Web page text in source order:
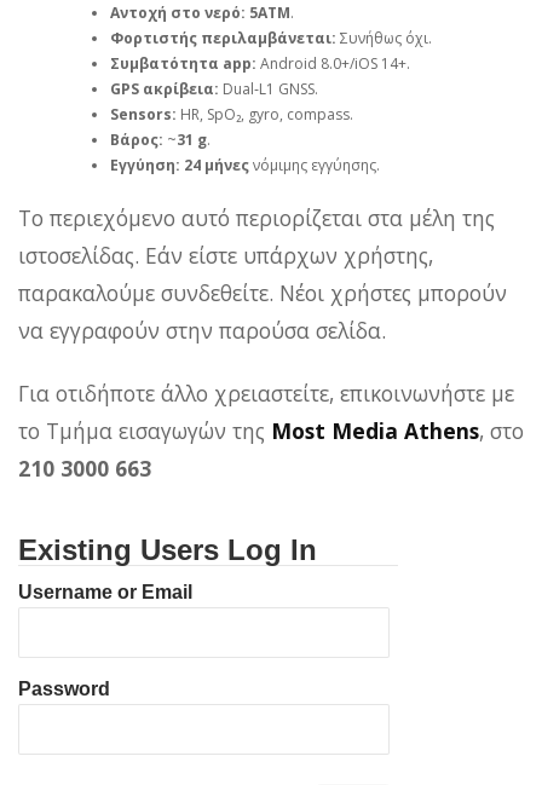
Αντοχή στο νερό: 5ATM.
Φορτιστής περιλαμβάνεται: Συνήθως όχι.
Συμβατότητα app: Android 8.0+/iOS 14+.
GPS ακρίβεια: Dual‑L1 GNSS.
Sensors: HR, SpO₂, gyro, compass.
Βάρος: ~31 g.
Εγγύηση: 24 μήνεςνόμιμης εγγύησης.
Το περιεχόμενο αυτό περιορίζεται στα μέλη της
ιστοσελίδας. Εάν είστε υπάρχων χρήστης,
παρακαλούμε συνδεθείτε. Νέοι χρήστες μπορούν
να εγγραφούν στην παρούσα σελίδα.
Για οτιδήποτε άλλο χρειαστείτε, επικοινωνήστε με
το Τμήμα εισαγωγών της Most Media Athens, στο
210 3000 663
Existing Users Log In
Username or Email
Password